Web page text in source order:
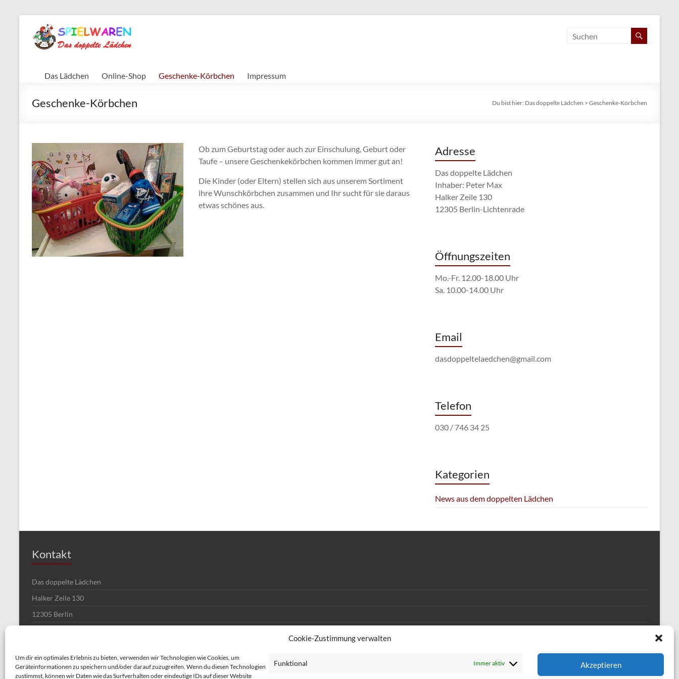
Cookie-Zustimmung verwalten
Um dir ein optimales Erlebnis zu bieten, verwenden wir Technologien wie Cookies, um
Geräteinformationen zu speichern und/oder darauf zuzugreifen. Wenn du diesen Technologien
zustimmst, können wir Daten wie das Surfverhalten oder eindeutige IDs auf dieser Website
Funktional Immer aktiv Akzeptieren
Inhalt
springen
Das
doppelte
Lädchen
und
Lichtenrade
Das Lädchen Online-Shop Geschenke-Körbchen Impressum
Geschenke-Körbchen Du bist hier: Das doppelte Lädchen > Geschenke-Körbchen
Ob zum Geburtstag oder auch zur Einschulung, Geburt oder
Taufe – unsere Geschenkekörbchen kommen immer gut an!
Die Kinder (oder Eltern) stellen sich aus unserem Sortiment
ihre Wunschkörbchen zusammen und Ihr sucht für sie daraus
etwas schönes aus.
Adresse
Das doppelte Lädchen
Inhaber: Peter Max
Halker Zeile 130
12305 Berlin-Lichtenrade
Öffnungszeiten
Mo.-Fr. 12.00-18.00 Uhr
Sa. 10.00-14.00 Uhr
Email
dasdoppeltelaedchen@gmail.com
Telefon
030 / 746 34 25
Kategorien
News aus dem doppelten Lädchen
Kontakt
Das doppelte Lädchen
Halker Zeile 130
12305 Berlin
Website: https://dasdoppeltelaedchen.de